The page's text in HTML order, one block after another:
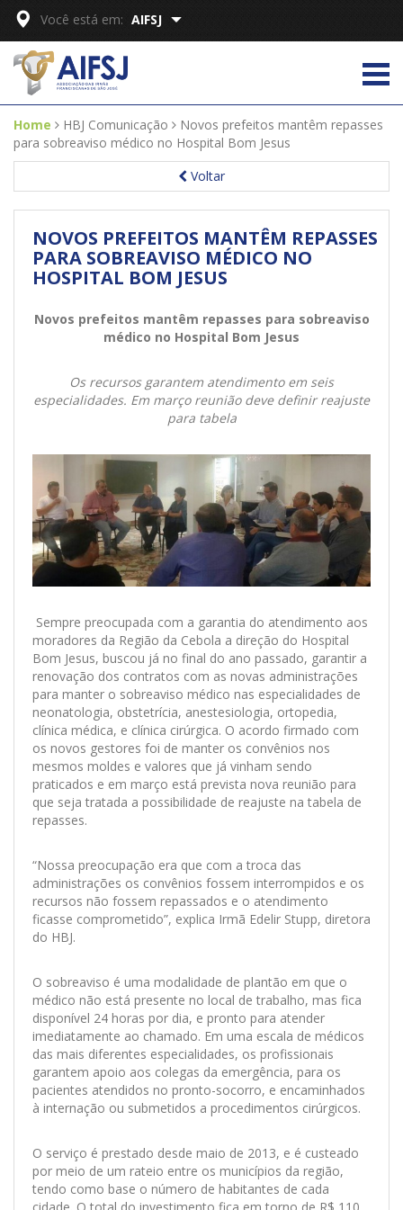
Você está em: AIFSJ
Home HBJ Comunicação
Novos prefeitos mantêm repasses
para sobreaviso médico no Hospital Bom Jesus
Voltar
NOVOS PREFEITOS MANTÊM REPASSES
PARA SOBREAVISO MÉDICO NO
HOSPITAL BOM JESUS
Novos prefeitos mantêm repasses para sobreaviso
médico no Hospital Bom Jesus
Os recursos garantem atendimento em seis
especialidades. Em março reunião deve definir reajuste
para tabela
Sempre preocupada com a garantia do atendimento aos
moradores da Região da Cebola a direção do Hospital
Bom Jesus, buscou já no final do ano passado, garantir a
renovação dos contratos com as novas administrações
para manter o sobreaviso médico nas especialidades de
neonatologia, obstetrícia, anestesiologia, ortopedia,
clínica médica, e clínica cirúrgica. O acordo firmado com
os novos gestores foi de manter os convênios nos
mesmos moldes e valores que já vinham sendo
praticados e em março está prevista nova reunião para
que seja tratada a possibilidade de reajuste na tabela de
repasses.
“Nossa preocupação era que com a troca das
administrações os convênios fossem interrompidos e os
recursos não fossem repassados e o atendimento
ficasse comprometido”, explica Irmã Edelir Stupp, diretora
do HBJ.
O sobreaviso é uma modalidade de plantão em que o
médico não está presente no local de trabalho, mas fica
disponível 24 horas por dia, e pronto para atender
imediatamente ao chamado. Em uma escala de médicos
das mais diferentes especialidades, os profissionais
garantem apoio aos colegas da emergência, para os
pacientes atendidos no pronto-socorro, e encaminhados
à internação ou submetidos a procedimentos cirúrgicos.
O serviço é prestado desde maio de 2013, e é custeado
por meio de um rateio entre os municípios da região,
tendo como base o número de habitantes de cada